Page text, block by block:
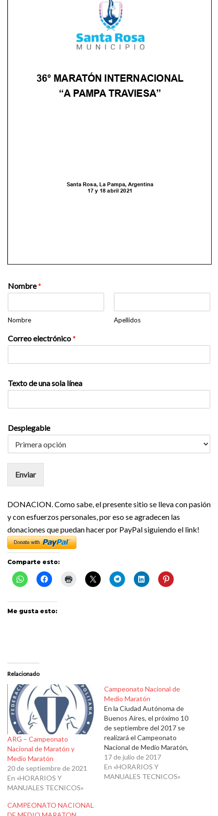
Nombre*
Nombre Apellidos
Correo electrónico*
Texto de una sola línea
Desplegable
Enviar
DONACION. Como sabe, el presente sitio se lleva con pasión
y con esfuerzos personales, por eso se agradecen las
donaciones que puedan hacer por PayPal siguiendo el link!
Comparte esto:
Me gusta esto:
Relacionado
ARG – Campeonato
Nacional de Maratón y
Medio Maratón
20 de septiembre de 2021
En «HORARIOS Y
MANUALES TECNICOS»
Campeonato Nacional de
Medio Maratón
En la Ciudad Autónoma de
Buenos Aires, el próximo 10
de septiembre del 2017 se
realizará el Campeonato
Nacional de Medio Maratón,
organizado por la Fundación
Ñandú y la Federación
Atlética Metropolitana y
17 de julio de 2017
En «HORARIOS Y
MANUALES TECNICOS»
CAMPEONATO NACIONAL